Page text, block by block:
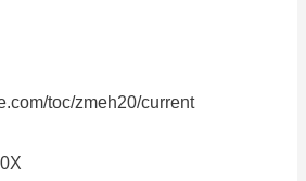
toc/zmeh20/current